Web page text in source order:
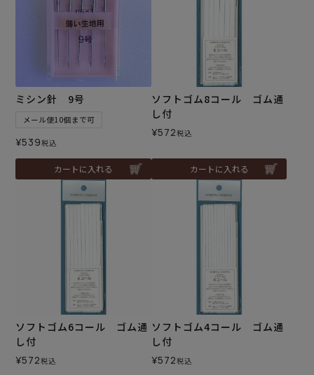
ミシン針 9号
メール便10個まで可
¥539税込
カートに入れる
ソフトゴム8コール ゴム通
し付
¥572税込
カートに入れる
ソフトゴム6コール ゴム通
し付
¥572税込
ソフトゴム4コール ゴム通
し付
¥572税込